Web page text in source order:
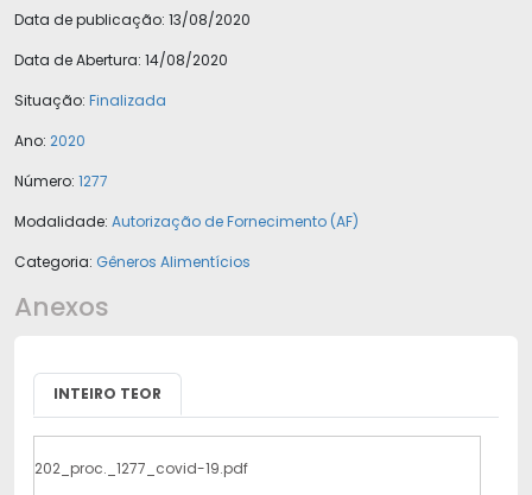
Data de publicação: 13/08/2020
Data de Abertura: 14/08/2020
Situação: Finalizada
Ano: 2020
Número: 1277
Modalidade: Autorização de Fornecimento (AF)
Categoria: Gêneros Alimentícios
Anexos
INTEIRO TEOR
202_proc._1277_covid-19.pdf